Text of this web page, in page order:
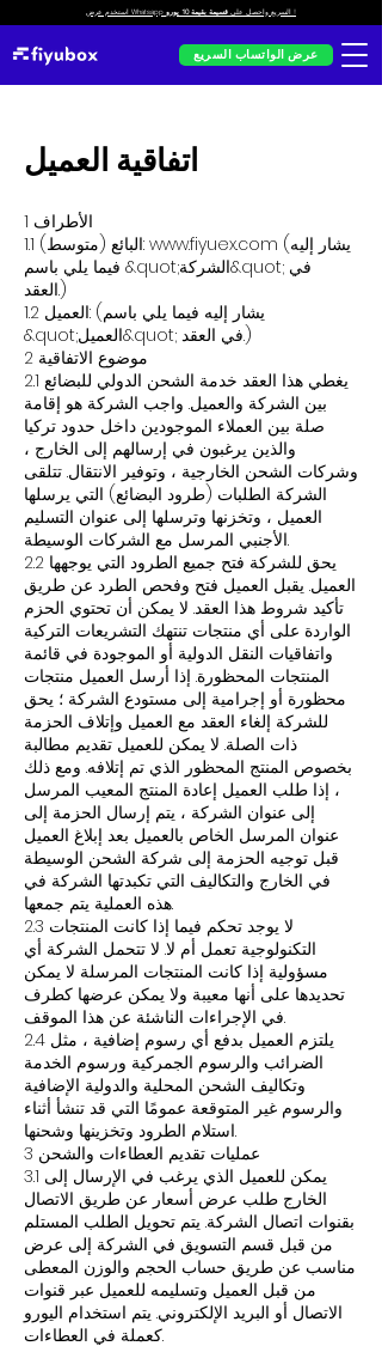
استخدم عرض Whatsapp السريع واحصل على قسيمة بقيمة 10 يورو !
عرض الواتساب السريع
اتفاقية العميل
1 الأطراف
1.1 البائع (متوسط): www.fiyuex.com (يشار إليه
فيما يلي باسم &quot;الشركة&quot; في
العقد.)
1.2 العميل: (يشار إليه فيما يلي باسم
&quot;العميل&quot; في العقد.)
2 موضوع الاتفاقية
2.1 يغطي هذا العقد خدمة الشحن الدولي للبضائع
بين الشركة والعميل. واجب الشركة هو إقامة
صلة بين العملاء الموجودين داخل حدود تركيا
والذين يرغبون في إرسالهم إلى الخارج ،
وشركات الشحن الخارجية ، وتوفير الانتقال. تتلقى
الشركة الطلبات (طرود البضائع) التي يرسلها
العميل ، وتخزنها وترسلها إلى عنوان التسليم
الأجنبي المرسل مع الشركات الوسيطة.
2.2 يحق للشركة فتح جميع الطرود التي يوجهها
العميل. يقبل العميل فتح وفحص الطرد عن طريق
تأكيد شروط هذا العقد. لا يمكن أن تحتوي الحزم
الواردة على أي منتجات تنتهك التشريعات التركية
واتفاقيات النقل الدولية أو الموجودة في قائمة
المنتجات المحظورة. إذا أرسل العميل منتجات
محظورة أو إجرامية إلى مستودع الشركة ؛ يحق
للشركة إلغاء العقد مع العميل وإتلاف الحزمة
ذات الصلة. لا يمكن للعميل تقديم مطالبة
بخصوص المنتج المحظور الذي تم إتلافه. ومع ذلك
، إذا طلب العميل إعادة المنتج المعيب المرسل
إلى عنوان الشركة ، يتم إرسال الحزمة إلى
عنوان المرسل الخاص بالعميل بعد إبلاغ العميل
قبل توجيه الحزمة إلى شركة الشحن الوسيطة
في الخارج والتكاليف التي تكبدتها الشركة في
هذه العملية يتم جمعها.
2.3 لا يوجد تحكم فيما إذا كانت المنتجات
التكنولوجية تعمل أم لا. لا تتحمل الشركة أي
مسؤولية إذا كانت المنتجات المرسلة لا يمكن
تحديدها على أنها معيبة ولا يمكن عرضها كطرف
في الإجراءات الناشئة عن هذا الموقف.
2.4 يلتزم العميل بدفع أي رسوم إضافية ، مثل
الضرائب والرسوم الجمركية ورسوم الخدمة
وتكاليف الشحن المحلية والدولية الإضافية
والرسوم غير المتوقعة عمومًا التي قد تنشأ أثناء
استلام الطرود وتخزينها وشحنها.
3 عمليات تقديم العطاءات والشحن
3.1 يمكن للعميل الذي يرغب في الإرسال إلى
الخارج طلب عرض أسعار عن طريق الاتصال
بقنوات اتصال الشركة. يتم تحويل الطلب المستلم
من قبل قسم التسويق في الشركة إلى عرض
مناسب عن طريق حساب الحجم والوزن المعطى
من قبل العميل وتسليمه للعميل عبر قنوات
الاتصال أو البريد الإلكتروني. يتم استخدام اليورو
كعملة في العطاءات.